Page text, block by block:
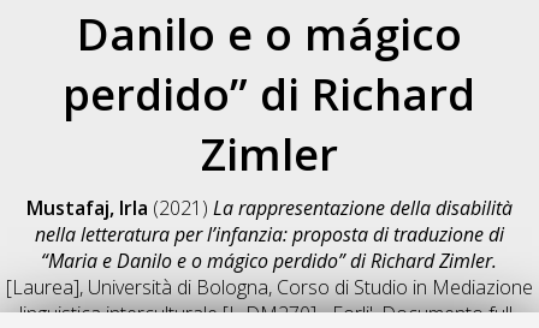
Danilo e o mágico
perdido” di Richard
Zimler
Mustafaj, Irla (2021) La rappresentazione della disabilità
nella letteratura per l’infanzia: proposta di traduzione di
“Maria e Danilo e o mágico perdido” di Richard Zimler.
[Laurea], Università di Bologna, Corso di Studio in Mediazione
linguistica interculturale [L-DM270] - Forli', Documento full-